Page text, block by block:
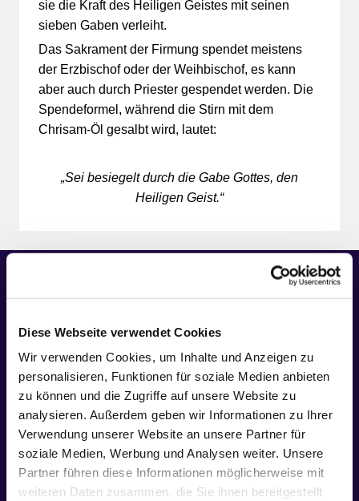
Diese Webseite verwendet Cookies
Wir verwenden Cookies, um Inhalte und Anzeigen zu
personalisieren, Funktionen für soziale Medien anbieten
zu können und die Zugriffe auf unsere Website zu
analysieren. Außerdem geben wir Informationen zu Ihrer
Verwendung unserer Website an unsere Partner für
soziale Medien, Werbung und Analysen weiter. Unsere
Partner führen diese Informationen möglicherweise mit
weiteren Daten zusammen, die Sie ihnen bereitgestellt
sie die Kraft des Heiligen Geistes mit seinen
sieben Gaben verleiht.
Das Sakrament der Firmung spendet meistens
der Erzbischof oder der Weihbischof, es kann
aber auch durch Priester gespendet werden. Die
Spendeformel, während die Stirn mit dem
Chrisam-Öl gesalbt wird, lautet:
„Sei besiegelt durch die Gabe Gottes, den
Heiligen Geist.“
Anmeldung zur Firmung
Bitte füllen Sie unser Formular zur
Anmeldung mit den nötigen Daten der
Firmanden und Eltern aus.